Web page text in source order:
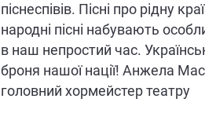
піснеспівів. Пісні про рідну
народні пісні набувають
в наш непростий час.
броня нашої нації! Анжела
головний хормейстер театру